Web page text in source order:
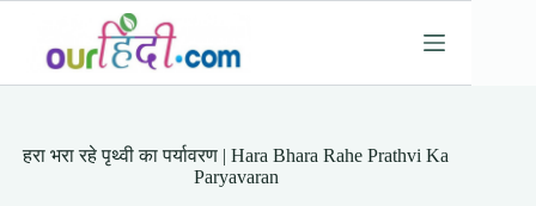
content
हरा भरा रहे पृथ्वी का पर्यावरण | Hara Bhara Rahe Prathvi Ka
Paryavaran